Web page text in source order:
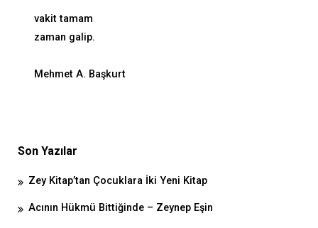
vakit tamam
zaman galip.
Mehmet A. Başkurt
Son Yazılar
Zey Kitap’tan Çocuklara İki Yeni Kitap
Acının Hükmü Bittiğinde – Zeynep Eşin